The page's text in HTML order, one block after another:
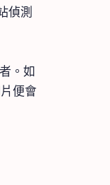
偵測
。如
便會